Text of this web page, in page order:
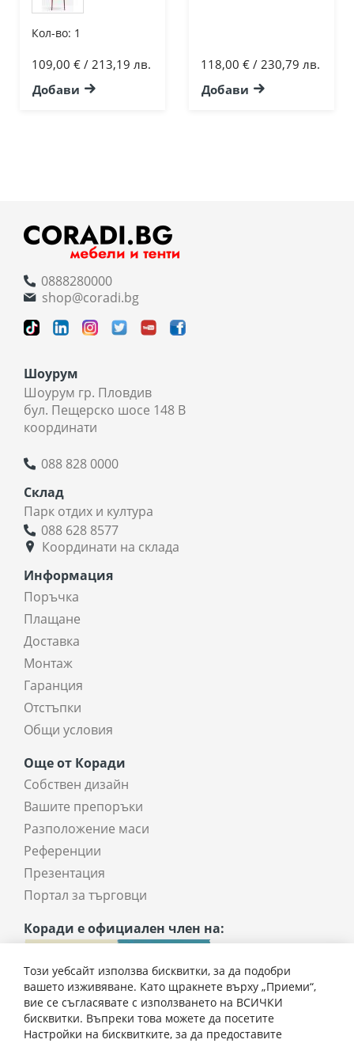
Кол-во: 1
109,00 € / 213,19 лв.
Добави
118,00 € / 230,79 лв.
Добави
0888280000
shop@coradi.bg
Шоурум
Шоурум гр. Пловдив
бул. Пещерско шосе 148 В
координати
088 828 0000
Склад
Парк отдих и култура
088 628 8577
Координати на склада
Информация
Поръчка
Плащане
Доставка
Монтаж
Гаранция
Отстъпки
Общи условия
Още от Коради
Собствен дизайн
Вашите препоръки
Разположение маси
Референции
Презентация
Портал за търговци
Коради е официален член на:
Този уебсайт използва бисквитки, за да подобри
вашето изживяване. Като щракнете върху „Приеми“,
вие се съгласявате с използването на ВСИЧКИ
бисквитки. Въпреки това можете да посетите
Настройки на бисквитките, за да предоставите